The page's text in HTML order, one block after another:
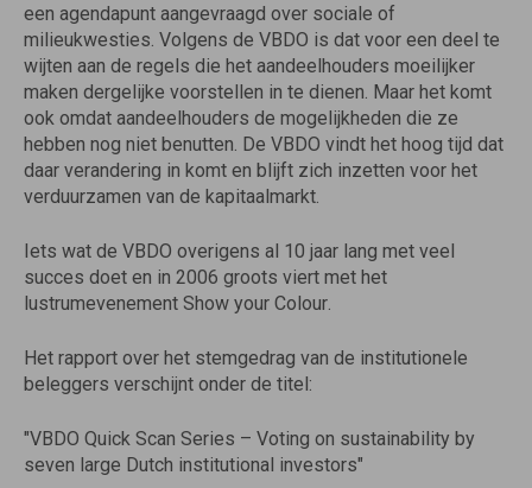
een agendapunt aangevraagd over sociale of
milieukwesties. Volgens de VBDO is dat voor een deel te
wijten aan de regels die het aandeelhouders moeilijker
maken dergelijke voorstellen in te dienen. Maar het komt
ook omdat aandeelhouders de mogelijkheden die ze
hebben nog niet benutten. De VBDO vindt het hoog tijd dat
daar verandering in komt en blijft zich inzetten voor het
verduurzamen van de kapitaalmarkt.
Iets wat de VBDO overigens al 10 jaar lang met veel
succes doet en in 2006 groots viert met het
lustrumevenement Show your Colour.
Het rapport over het stemgedrag van de institutionele
beleggers verschijnt onder de titel:
"VBDO Quick Scan Series – Voting on sustainability by
seven large Dutch institutional investors"